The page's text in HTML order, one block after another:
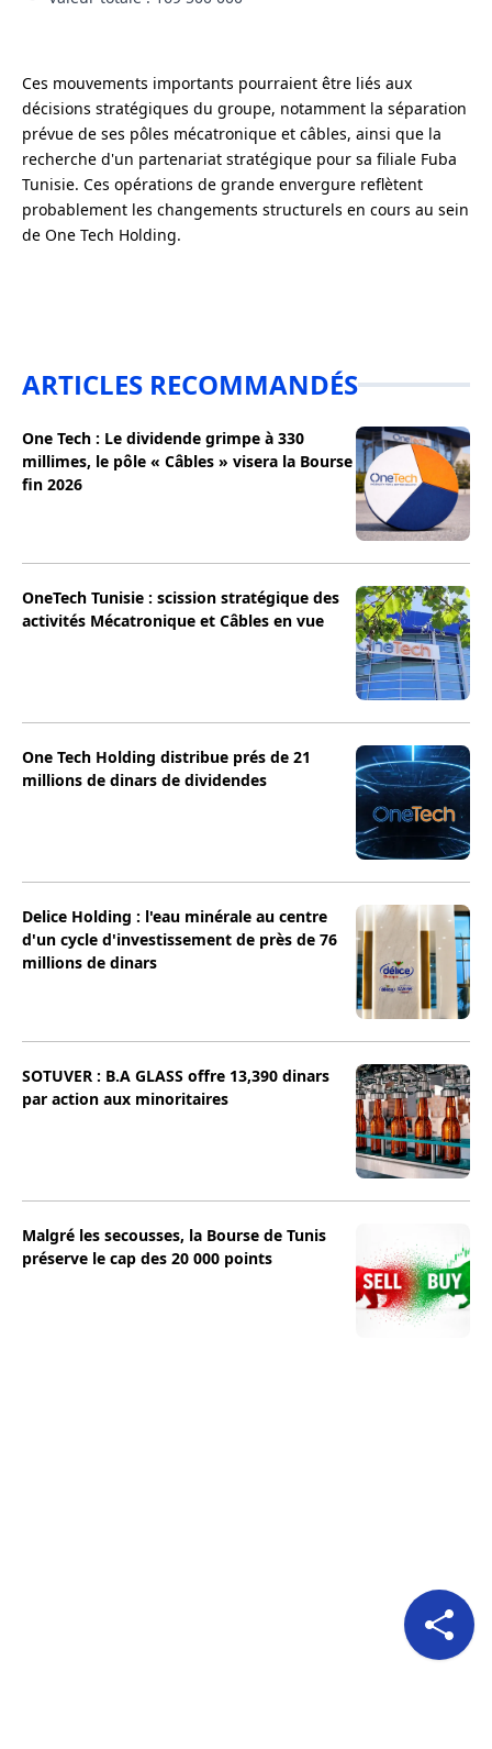
Ces mouvements importants pourraient être liés aux
décisions stratégiques du groupe, notamment la séparation
prévue de ses pôles mécatronique et câbles, ainsi que la
recherche d'un partenariat stratégique pour sa filiale Fuba
Tunisie. Ces opérations de grande envergure reflètent
probablement les changements structurels en cours au sein
de One Tech Holding.
ARTICLES RECOMMANDÉS
One Tech : Le dividende grimpe à 330
millimes, le pôle « Câbles » visera la Bourse
fin 2026
OneTech Tunisie : scission stratégique des
activités Mécatronique et Câbles en vue
One Tech Holding distribue prés de 21
millions de dinars de dividendes
Delice Holding : l'eau minérale au centre
d'un cycle d'investissement de près de 76
millions de dinars
SOTUVER : B.A GLASS offre 13,390 dinars
par action aux minoritaires
Malgré les secousses, la Bourse de Tunis
préserve le cap des 20 000 points